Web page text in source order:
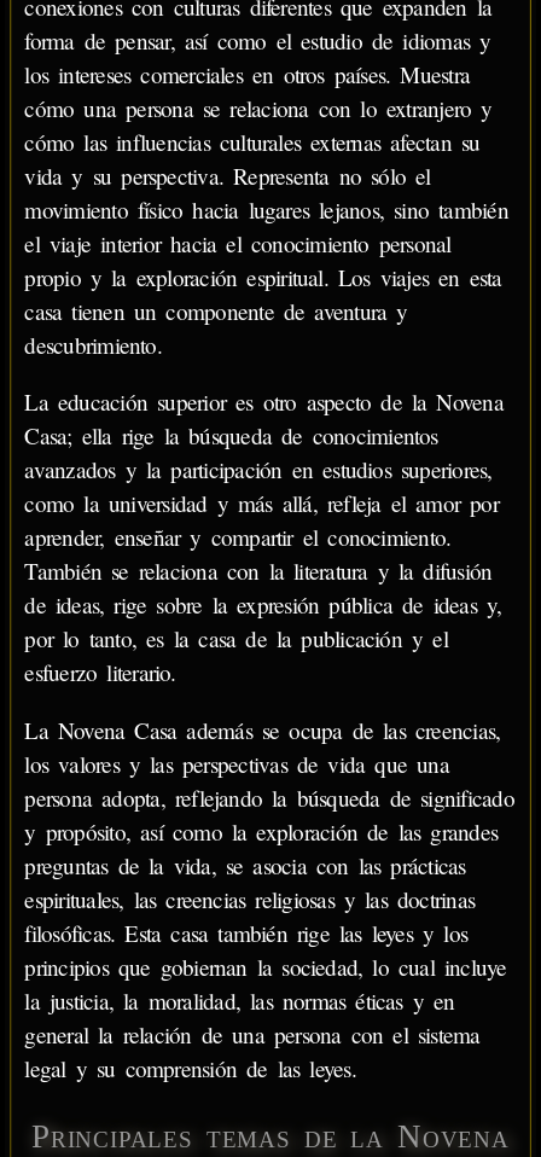
conexiones con culturas diferentes que expanden la
forma de pensar, así como el estudio de idiomas y
los intereses comerciales en otros países. Muestra
cómo una persona se relaciona con lo extranjero y
cómo las influencias culturales externas afectan su
vida y su perspectiva. Representa no sólo el
movimiento físico hacia lugares lejanos, sino también
el viaje interior hacia el conocimiento personal
propio y la exploración espiritual. Los viajes en esta
casa tienen un componente de aventura y
descubrimiento.
La educación superior es otro aspecto de la Novena
Casa; ella rige la búsqueda de conocimientos
avanzados y la participación en estudios superiores,
como la universidad y más allá, refleja el amor por
aprender, enseñar y compartir el conocimiento.
También se relaciona con la literatura y la difusión
de ideas, rige sobre la expresión pública de ideas y,
por lo tanto, es la casa de la publicación y el
esfuerzo literario.
La Novena Casa además se ocupa de las creencias,
los valores y las perspectivas de vida que una
persona adopta, reflejando la búsqueda de significado
y propósito, así como la exploración de las grandes
preguntas de la vida, se asocia con las prácticas
espirituales, las creencias religiosas y las doctrinas
filosóficas. Esta casa también rige las leyes y los
principios que gobiernan la sociedad, lo cual incluye
la justicia, la moralidad, las normas éticas y en
general la relación de una persona con el sistema
legal y su comprensión de las leyes.
Principales temas de la Novena